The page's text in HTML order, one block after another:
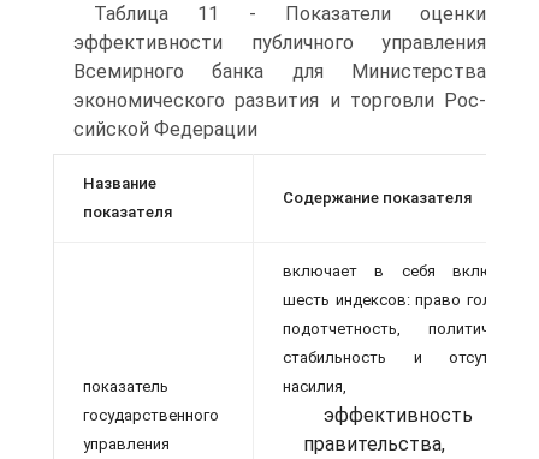
Таблица 11 - Показатели оценки
эффективности публичного управления
Всемирного банка для Министерства
экономического развития и торговли Рос­
сийской Федерации
Название
показателя
Содержание показателя
показатель
государственного
управления
включает в себя включают
шесть индексов: право голоса it
подотчетность, политическая
стабильность и отсутствие
насилия,
эффективность
правительства,